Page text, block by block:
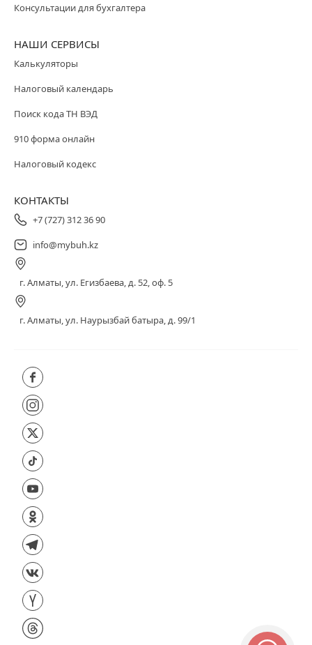
Консультации для бухгалтера
НАШИ СЕРВИСЫ
Калькуляторы
Налоговый календарь
Поиск кода ТН ВЭД
910 форма онлайн
Налоговый кодекс
КОНТАКТЫ
+7 (727) 312 36 90
info@mybuh.kz
г. Алматы, ул. Егизбаева, д. 52, оф. 5
г. Алматы, ул. Наурызбай батыра, д. 99/1